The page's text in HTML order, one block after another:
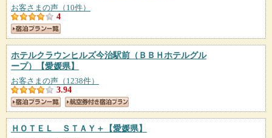
お客さまの声（10件）
4
ホテルクラウンヒルズ今治駅前（ＢＢＨホテルグル
ープ）
【愛媛県】
お客さまの声（1238件）
3.94
ＨＯＴＥＬ ＳＴＡＹ＋ 【愛媛県】